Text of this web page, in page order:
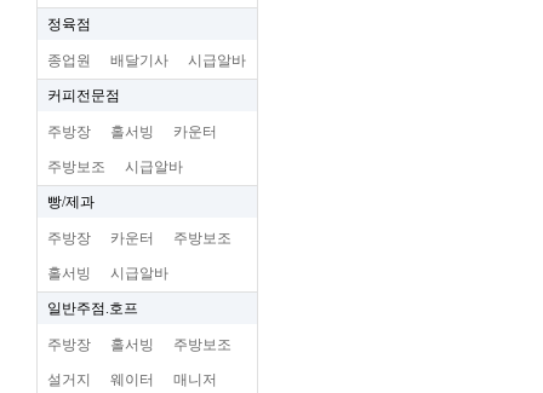
정육점
종업원 배달기사 시급알바
커피전문점
주방장 홀서빙 카운터
주방보조 시급알바
빵/제과
주방장 카운터 주방보조
홀서빙 시급알바
일반주점.호프
주방장 홀서빙 주방보조
설거지 웨이터 매니저